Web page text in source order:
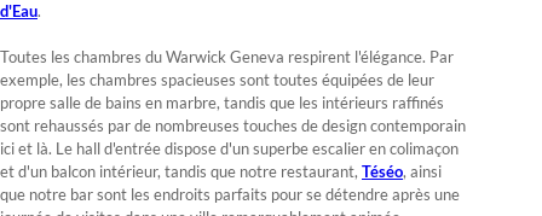
d'Eau.
Toutes les chambres du Warwick Geneva respirent l'élégance. Par
exemple, les chambres spacieuses sont toutes équipées de leur
propre salle de bains en marbre, tandis que les intérieurs raffinés
sont rehaussés par de nombreuses touches de design contemporain
ici et là. Le hall d'entrée dispose d'un superbe escalier en colimaçon
et d'un balcon intérieur, tandis que notre restaurant, Téséo, ainsi
que notre bar sont les endroits parfaits pour se détendre après une